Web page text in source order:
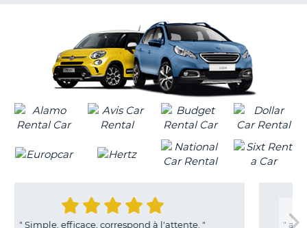
correspond à l'attente." " appel au service